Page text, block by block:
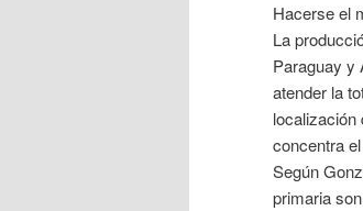
Hacerse el
La
Paraguay y
atender la
localización
concentra
Según
primaria